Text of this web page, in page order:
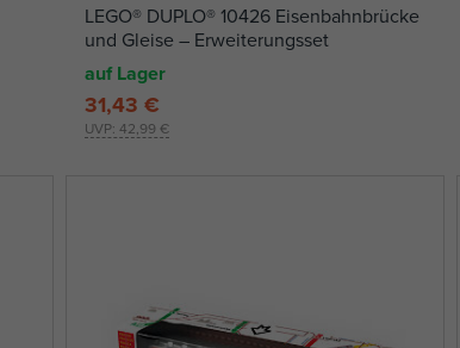
LEGO® DUPLO® 10426 Eisenbahnbrücke
und Gleise – Erweiterungsset
auf Lager
UVP: 42,99 €
31,43 €